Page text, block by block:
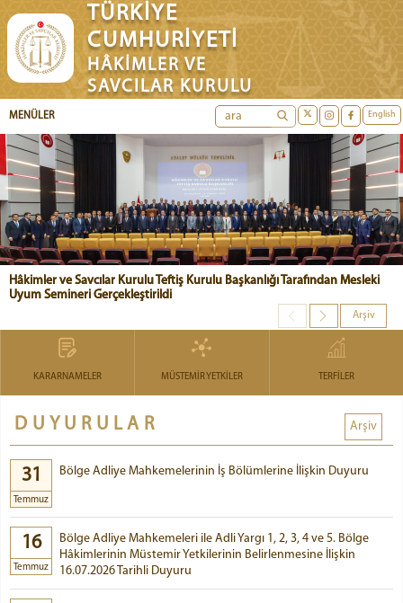
TÜRKİYE
CUMHURİYETİ
HÂKİMLER VE
SAVCILAR KURULU
English
MENÜLER
Hâkimler ve Savcılar Kurulu Teftiş Kurulu Başkanlığı Tarafından Mesleki
Uyum Semineri Gerçekleştirildi
Arşiv
KARARNAMELER MÜSTEMİR YETKİLER TERFİLER
DUYURULAR Arşiv
31
Temmuz
Bölge Adliye Mahkemelerinin İş Bölümlerine İlişkin Duyuru
16
Temmuz
Bölge Adliye Mahkemeleri ile Adli Yargı 1, 2, 3, 4 ve 5. Bölge
Hâkimlerinin Müstemir Yetkilerinin Belirlenmesine İlişkin
16.07.2026 Tarihli Duyuru